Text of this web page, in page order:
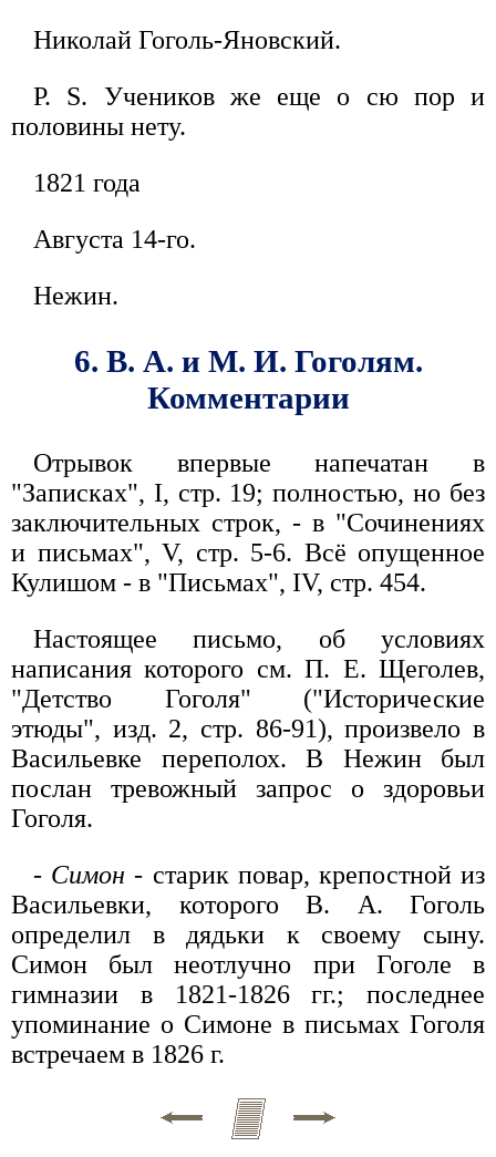
Николай Гоголь-Яновский.
P. S. Учеников же еще о сю пор и
половины нету.
1821 года
Августа 14-го.
Нежин.
6. В. А. и М. И. Гоголям.
Комментарии
Отрывок впервые напечатан в
"Записках", I, стр. 19; полностью, но без
заключительных строк, - в "Сочинениях
и письмах", V, стр. 5-6. Всё опущенное
Кулишом - в "Письмах", IV, стр. 454.
Настоящее письмо, об условиях
написания которого см. П. Е. Щеголев,
"Детство Гоголя" ("Исторические
этюды", изд. 2, стр. 86-91), произвело в
Васильевке переполох. В Нежин был
послан тревожный запрос о здоровьи
Гоголя.
- Симон- старик повар, крепостной из
Васильевки, которого В. А. Гоголь
определил в дядьки к своему сыну.
Симон был неотлучно при Гоголе в
гимназии в 1821-1826 гг.; последнее
упоминание о Симоне в письмах Гоголя
встречаем в 1826 г.